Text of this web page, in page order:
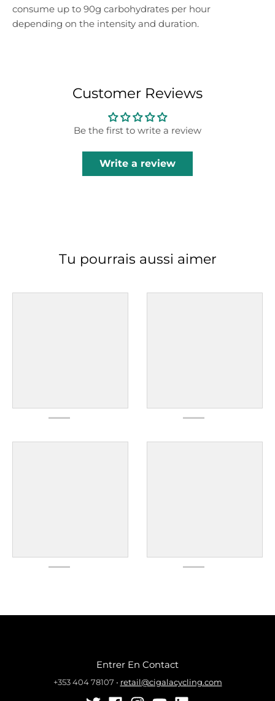
consume up to 90g carbohydrates per hour
depending on the intensity and duration.
Customer Reviews
Be the first to write a review
Write a review
Tu pourrais aussi aimer
Entrer En Contact
+353 404 78107 • retail@cigalacycling.com